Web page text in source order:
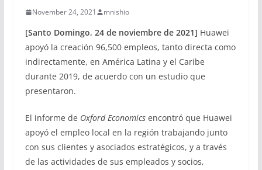
November 24, 2021 mnishio
[Santo Domingo, 24 de noviembre de 2021] Huawei
apoyó la creación 96,500 empleos, tanto directa como
indirectamente, en América Latina y el Caribe
durante 2019, de acuerdo con un estudio que
presentaron.
El informe de Oxford Economicsencontró que Huawei
apoyó el empleo local en la región trabajando junto
con sus clientes y asociados estratégicos, y a través
de las actividades de sus empleados y socios,